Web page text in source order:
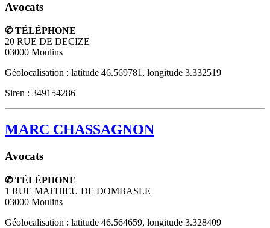
Avocats
✆ TÉLÉPHONE
20 RUE DE DECIZE
03000 Moulins
Géolocalisation : latitude 46.569781, longitude 3.332519
Siren : 349154286
MARC CHASSAGNON
Avocats
✆ TÉLÉPHONE
1 RUE MATHIEU DE DOMBASLE
03000 Moulins
Géolocalisation : latitude 46.564659, longitude 3.328409